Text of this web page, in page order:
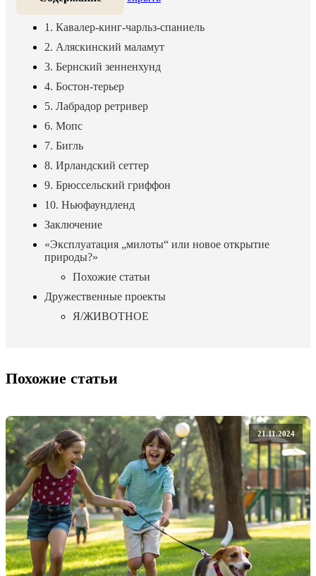
1. Кавалер-кинг-чарльз-спаниель
2. Аляскинский маламут
3. Бернский зенненхунд
4. Бостон-терьер
5. Лабрадор ретривер
6. Мопс
7. Бигль
8. Ирландский сеттер
9. Брюссельский гриффон
10. Ньюфаундленд
Заключение
«Эксплуатация „милоты“ или новое открытие
природы?»
Похожие статьи
Дружественные проекты
Я/ЖИВОТНОЕ
Похожие статьи
21.11.2024